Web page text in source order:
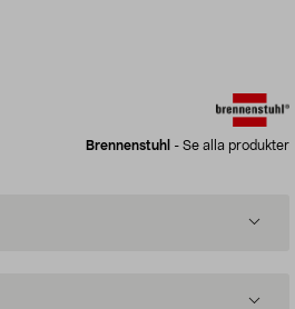
Brennenstuhl - Se alla produkter